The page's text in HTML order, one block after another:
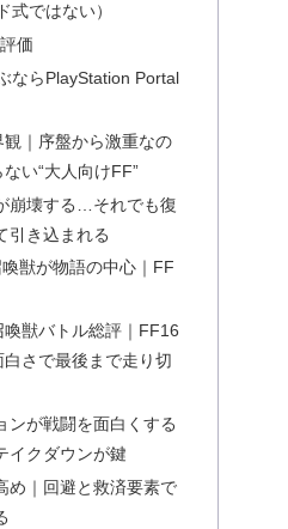
式ではない）
価
ならPlayStation Portal
観｜序盤から激重なの
い“大人向けFF”
崩壊する…それでも復
引き込まれる
獣が物語の中心｜FF
獣バトル総評｜FF16
さで最後まで走り切
ンが戦闘を面白くする
イクダウンが鍵
め｜回避と救済要素で